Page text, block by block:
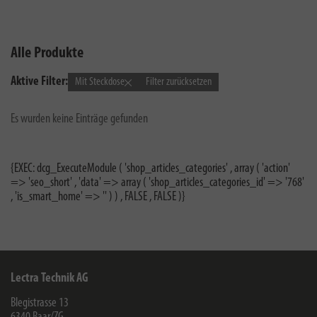
Alle Produkte
Aktive Filter: Mit Steckdose Filter zurücksetzen
Es wurden keine Einträge gefunden
{EXEC: dcg_ExecuteModule ( 'shop_articles_categories' , array ( 'action'
=> 'seo_short' , 'data' => array ( 'shop_articles_categories_id' => '768'
, 'is_smart_home' => '' ) ) , FALSE , FALSE )}
Lectra Technik AG
Blegistrasse 13